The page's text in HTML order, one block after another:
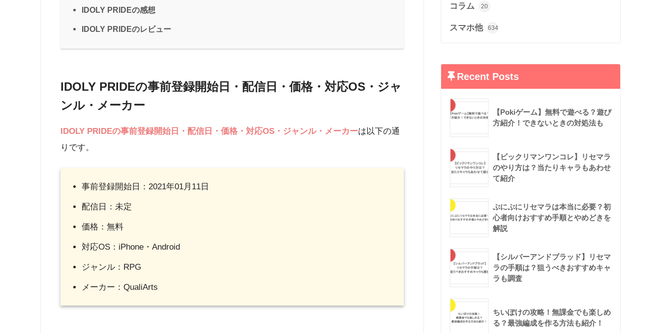
IDOLY PRIDEの感想
IDOLY PRIDEのレビュー
IDOLY PRIDEの事前登録開始日・配信日・価格・対応OS・ジャ
ンル・メーカー
IDOLY PRIDEの事前登録開始日・配信日・価格・対応OS・ジャンル・メーカーは以下の通
りです。
事前登録開始日：2021年01月11日
配信日：未定
価格：無料
対応OS：iPhone・Android
ジャンル：RPG
メーカー：QualiArts
コラム 20
スマホ他 634
Recent Posts
【Pokiゲーム】無料で遊べる？遊び
方紹介！できないときの対処法も
【ビックリマンワンコレ】リセマラ
のやり方は？当たりキャラもあわせ
て紹介
ぷにぷにリセマラは本当に必要？初
心者向けおすすめ手順とやめどきを
解説
【シルバーアンドブラッド】リセマ
ラの手順は？狙うべきおすすめキャ
ラも調査
ちいぽけの攻略！無課金でも楽しめ
る？最強編成を作る方法も紹介！